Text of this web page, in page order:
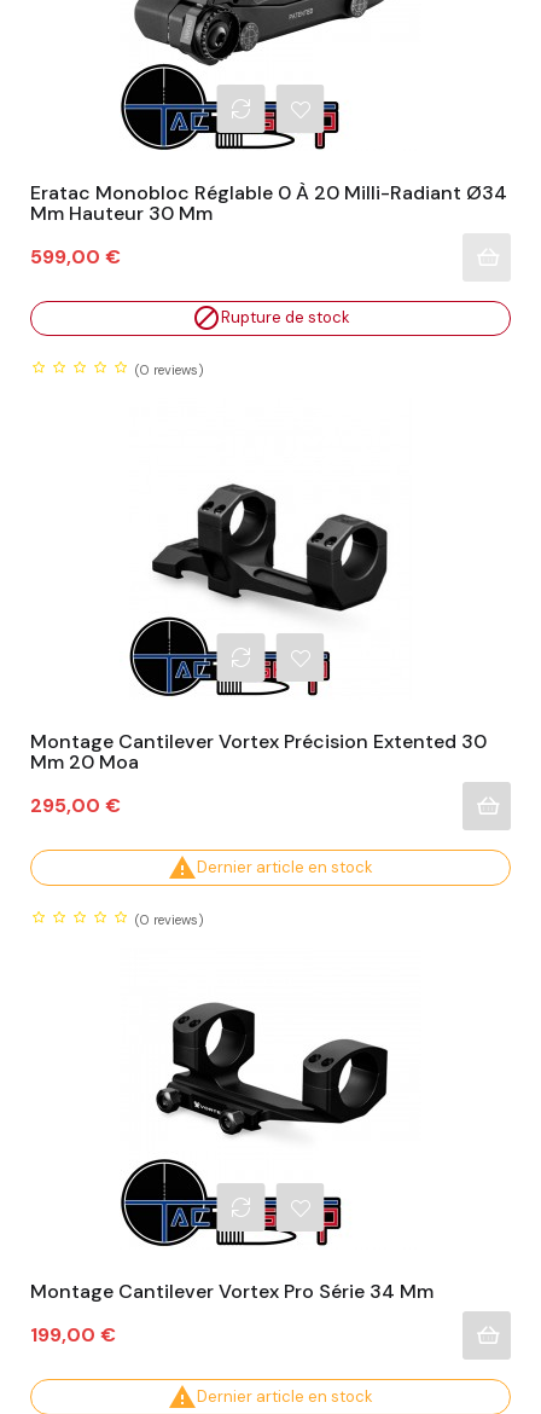
Eratac Monobloc Réglable 0 À 20 Milli-Radiant Ø34
Mm Hauteur 30 Mm
Prix
599,00 €
Rupture de stock
(0 reviews)
Montage Cantilever Vortex Précision Extented 30
Mm 20 Moa
Prix
295,00 €
Dernier article en stock
(0 reviews)
Montage Cantilever Vortex Pro Série 34 Mm
Prix
199,00 €
Dernier article en stock